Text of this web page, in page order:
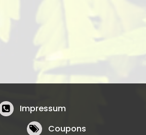
Impressum
Coupons